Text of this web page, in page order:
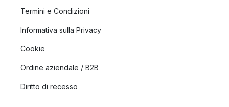
Termini e Condizioni
Informativa sulla Privacy
Cookie
Ordine aziendale / B2B
Diritto di recesso